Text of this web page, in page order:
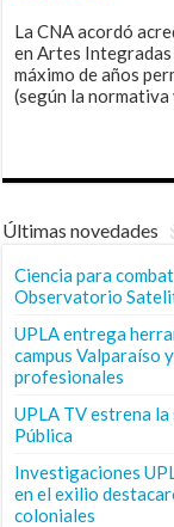
La CNA acordó
en Artes
máximo de años
(según la
Últimas novedades
Ciencia para
Observatorio
UPLA entrega
campus Valparaíso
profesionales
UPLA TV estrena
Pública
Investigaciones
en el exilio
coloniales